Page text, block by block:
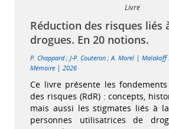
Livre
Réduction des risques liés
drogues. En 20 notions.
P. Chappard; J-P. Couteron ;A. Morel | Malakoff
Mémoire | 2026
Ce livre présente les
des risques (RdR) : concepts,
mais aussi les stigmates liés à
personnes utilisatrices de